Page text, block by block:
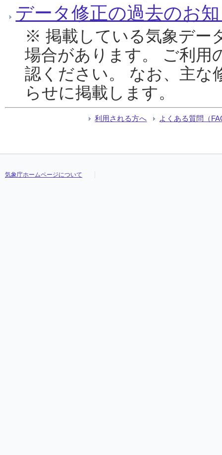
データ修正の過去のお
※ 掲載している気象デー
場合があります。 ご利用
認ください。 なお、主な
らせに掲載します。
利用される方へ よくある質問（
気象庁ホームページについて